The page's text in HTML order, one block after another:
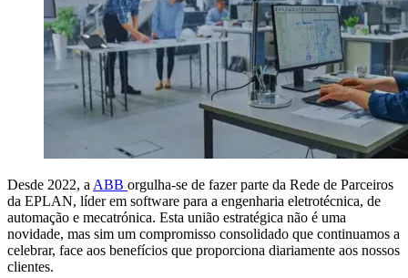
Desde 2022, aABB orgulha-se de fazer parte da Rede de Parceiros
da EPLAN, líder em software para a engenharia eletrotécnica, de
automação e mecatrónica. Esta união estratégica não é uma
novidade, mas sim um compromisso consolidado que continuamos a
celebrar, face aos benefícios que proporciona diariamente aos nossos
clientes.